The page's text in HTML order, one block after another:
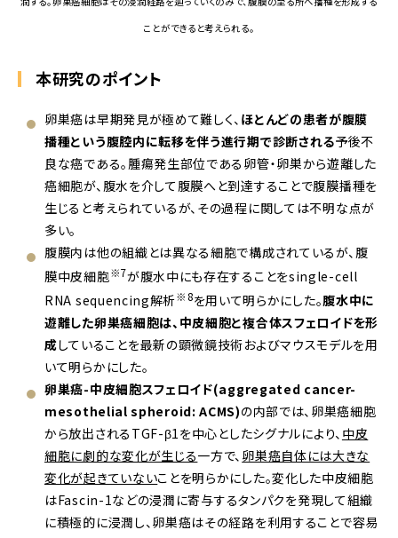
ことができると考えられる。
本研究のポイント
卵巣癌は早期発見が極めて難しく、 ほとんどの患者が腹膜
播種という腹腔内に転移を伴う進行期で診断される予後不
良な癌である。腫瘍発生部位である卵管・卵巣から遊離した
癌細胞が、腹水を介して腹膜へと到達することで腹膜播種を
生じると考えられているが、その過程に関しては不明な点が
多い。
腹膜内は他の組織とは異なる細胞で構成されているが、腹
膜中皮細胞※7が腹水中にも存在することをsingle-cell
RNA sequencing解析※8を用いて明らかにした。腹水中に
遊離した卵巣癌細胞は、中皮細胞と複合体スフェロイドを形
成していることを最新の顕微鏡技術およびマウスモデルを用
いて明らかにした。
卵巣癌-中皮細胞スフェロイド(aggregated cancer-
mesothelial spheroid: ACMS)の内部では、卵巣癌細胞
から放出されるTGF-β1を中心としたシグナルにより、 中皮
細胞に劇的な変化が生じる一方で、 卵巣癌自体には大きな
変化が起きていないことを明らかにした。変化した中皮細胞
はFascin-1などの浸潤に寄与するタンパクを発現して組織
に積極的に浸潤し、卵巣癌はその経路を利用することで容易